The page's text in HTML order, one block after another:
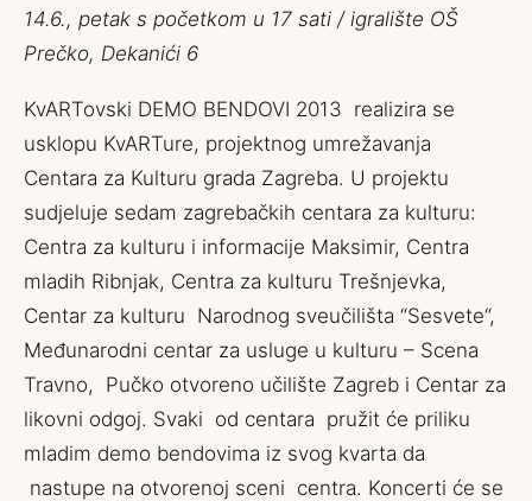
14.6., petak s početkom u 17 sati / igralište OŠ
Prečko, Dekanići 6
KvARTovski DEMO BENDOVI 2013 realizira se
usklopu KvARTure, projektnog umrežavanja
Centara za Kulturu grada Zagreba. U projektu
sudjeluje sedam zagrebačkih centara za kulturu:
Centra za kulturu i informacije Maksimir, Centra
mladih Ribnjak, Centra za kulturu Trešnjevka,
Centar za kulturu Narodnog sveučilišta “Sesvete“,
Međunarodni centar za usluge u kulturu – Scena
Travno, Pučko otvoreno učilište Zagreb i Centar za
likovni odgoj. Svaki od centara pružit će priliku
mladim demo bendovima iz svog kvarta da
nastupe na otvorenoj sceni centra. Koncerti će se